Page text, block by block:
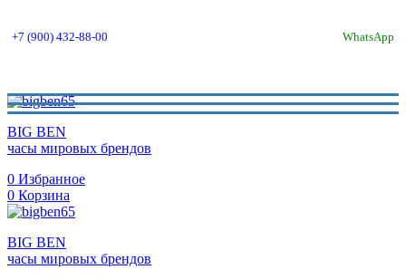
+7 (900) 432-88-00 WhatsApp
BIG BEN
часы мировых брендов
0 Избранное
0 Корзина
BIG BEN
часы мировых брендов